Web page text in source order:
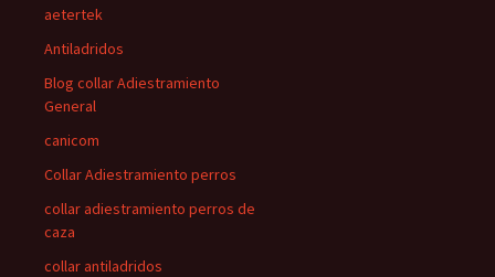
aetertek
Antiladridos
Blog collar Adiestramiento
General
canicom
Collar Adiestramiento perros
collar adiestramiento perros de
caza
collar antiladridos